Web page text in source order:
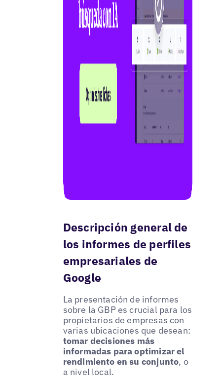
Descripción general de
los informes de perfiles
empresariales de
Google
La presentación de informes
sobre la GBP es crucial para los
propietarios de empresas con
varias ubicaciones que desean:
tomar decisiones más
informadas para optimizar el
rendimiento en su conjunto, o
a nivel local.